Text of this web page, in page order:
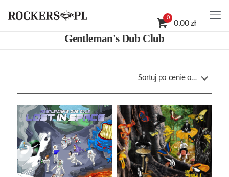
0
0.00 zł
Gentleman's Dub Club